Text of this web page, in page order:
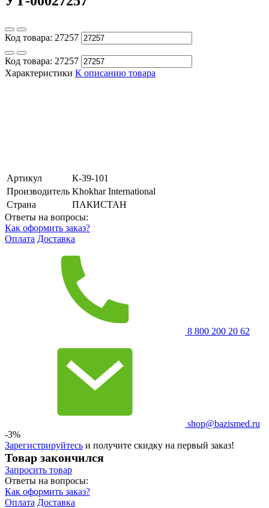
Код товара: 27257
Код товара: 27257
Характеристики К описанию товара
Артикул
К-39-101
Производитель Khokhar International
Страна
ПАКИСТАН
Ответы на вопросы:
Как оформить заказ?
Оплата Доставка
8 800 200 20 62
shop@bazismed.ru
-3%
Зарегистрируйтесь и получите скидку на первый заказ!
Товар закончился
Запросить товар
Ответы на вопросы:
Как оформить заказ?
Оплата Доставка